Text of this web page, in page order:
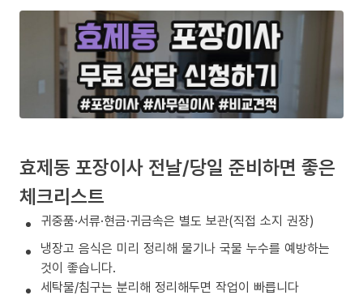
효제동 포장이사 전날/당일 준비하면 좋은
체크리스트
귀중품·서류·현금·귀금속은 별도 보관(직접 소지 권장)
냉장고 음식은 미리 정리해 물기나 국물 누수를 예방하는
것이 좋습니다.
세탁물/침구는 분리해 정리해두면 작업이 빠릅니다